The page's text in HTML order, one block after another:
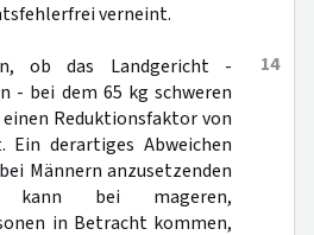
verneint.
14
ob das Landgericht -
- bei dem 65 kg schweren
Reduktionsfaktor von
Ein derartiges Abweichen
Männern anzusetzenden
bei mageren,
in Betracht kommen,